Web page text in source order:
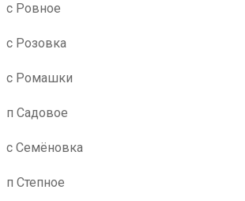
с Ровное
с Розовка
с Ромашки
п Садовое
с Семёновка
п Степное